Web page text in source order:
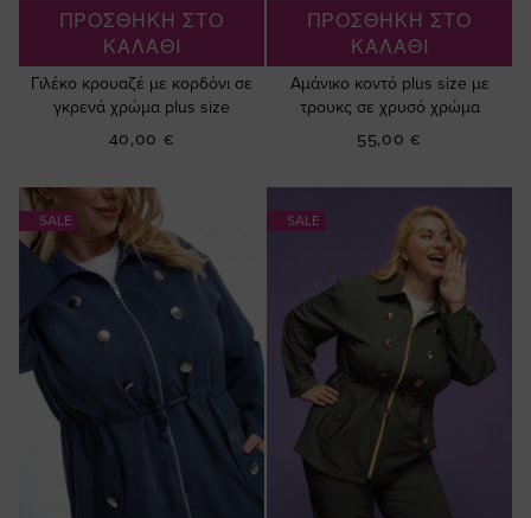
ΠΡΟΣΘΗΚΗ ΣΤΟ
ΚΑΛΑΘΙ
Γιλέκο κρουαζέ με κορδόνι σε
γκρενά χρώμα plus size
40,00 €
ΠΡΟΣΘΗΚΗ ΣΤΟ
ΚΑΛΑΘΙ
Αμάνικο κοντό plus size με
τρουκς σε χρυσό χρώμα
55,00 €
SALE SALE